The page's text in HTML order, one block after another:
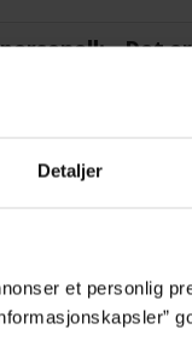
Detaljer
et personlig
– Det
før hadde